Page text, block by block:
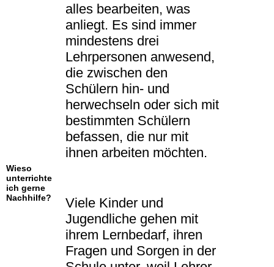
alles bearbeiten, was
anliegt. Es sind immer
mindestens drei
Lehrpersonen anwesend,
die zwischen den
Schülern hin- und
herwechseln oder sich mit
bestimmten Schülern
befassen, die nur mit
ihnen arbeiten möchten.
Wieso
unterrichte
ich gerne
Nachhilfe?
Viele Kinder und
Jugendliche gehen mit
ihrem Lernbedarf, ihren
Fragen und Sorgen in der